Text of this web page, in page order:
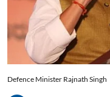
Defence Minister Rajnath Singh